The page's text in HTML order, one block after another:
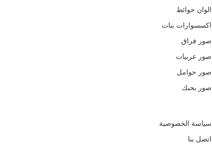
الوان حوائط
اكسسوارات بنات
صور فراق
صور عربيات
صور حوامل
صور بحبك
سياسة الخصوصية
اتصل بنا